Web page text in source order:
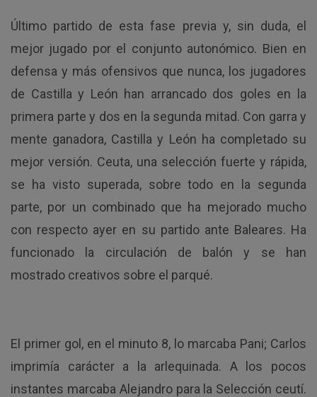
Último partido de esta fase previa y, sin duda, el
mejor jugado por el conjunto autonómico. Bien en
defensa y más ofensivos que nunca, los jugadores
de Castilla y León han arrancado dos goles en la
primera parte y dos en la segunda mitad. Con garra y
mente ganadora, Castilla y León ha completado su
mejor versión. Ceuta, una selección fuerte y rápida,
se ha visto superada, sobre todo en la segunda
parte, por un combinado que ha mejorado mucho
con respecto ayer en su partido ante Baleares. Ha
funcionado la circulación de balón y se han
mostrado creativos sobre el parqué.
El primer gol, en el minuto 8, lo marcaba Pani; Carlos
imprimía carácter a la arlequinada. A los pocos
instantes marcaba Alejandro para la Selección ceutí.